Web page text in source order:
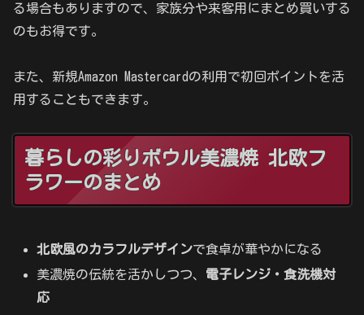
る場合もありますので、家族分や来客用にまとめ買いする
のもお得です。
また、新規Amazon Mastercardの利用で初回ポイントを活
用することもできます。
暮らしの彩りボウル美濃焼 北欧フ
ラワーのまとめ
北欧風のカラフルデザインで食卓が華やかになる
美濃焼の伝統を活かしつつ、 電子レンジ・食洗機対
応